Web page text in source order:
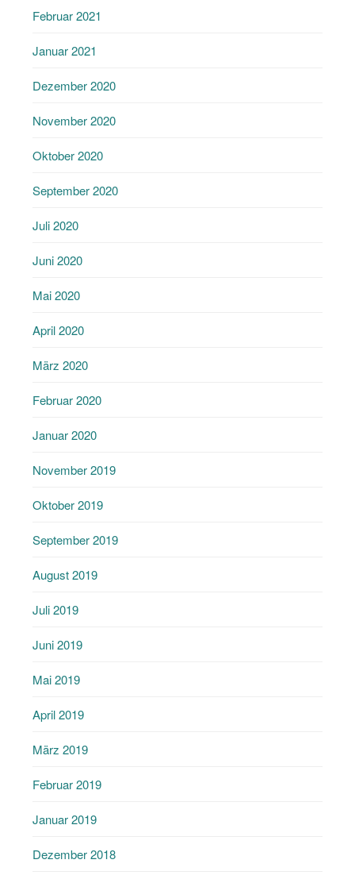
Februar 2021
Januar 2021
Dezember 2020
November 2020
Oktober 2020
September 2020
Juli 2020
Juni 2020
Mai 2020
April 2020
März 2020
Februar 2020
Januar 2020
November 2019
Oktober 2019
September 2019
August 2019
Juli 2019
Juni 2019
Mai 2019
April 2019
März 2019
Februar 2019
Januar 2019
Dezember 2018